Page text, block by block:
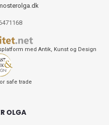
med Antik, Kunst og Design
safe trade
OLGA